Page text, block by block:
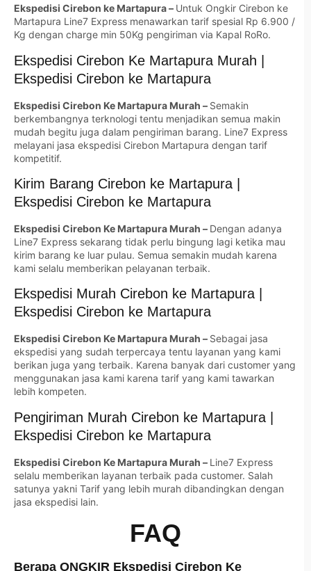
Ekspedisi Cirebon ke Martapura – Untuk Ongkir Cirebon ke
Martapura Line7 Express menawarkan tarif spesial Rp 6.900 /
Kg dengan charge min 50Kg pengiriman via Kapal RoRo.
Ekspedisi Cirebon Ke Martapura Murah |
Ekspedisi Cirebon ke Martapura
Ekspedisi Cirebon Ke Martapura Murah – Semakin
berkembangnya terknologi tentu menjadikan semua makin
mudah begitu juga dalam pengiriman barang. Line7 Express
melayani jasa ekspedisi Cirebon Martapura dengan tarif
kompetitif.
Kirim Barang Cirebon ke Martapura |
Ekspedisi Cirebon ke Martapura
Ekspedisi Cirebon Ke Martapura Murah – Dengan adanya
Line7 Express sekarang tidak perlu bingung lagi ketika mau
kirim barang ke luar pulau. Semua semakin mudah karena
kami selalu memberikan pelayanan terbaik.
Ekspedisi Murah Cirebon ke Martapura |
Ekspedisi Cirebon ke Martapura
Ekspedisi Cirebon Ke Martapura Murah – Sebagai jasa
ekspedisi yang sudah terpercaya tentu layanan yang kami
berikan juga yang terbaik. Karena banyak dari customer yang
menggunakan jasa kami karena tarif yang kami tawarkan
lebih kompeten.
Pengiriman Murah Cirebon ke Martapura |
Ekspedisi Cirebon ke Martapura
Ekspedisi Cirebon Ke Martapura Murah – Line7 Express
selalu memberikan layanan terbaik pada customer. Salah
satunya yakni Tarif yang lebih murah dibandingkan dengan
jasa ekspedisi lain.
FAQ
Berapa ONGKIR Ekspedisi Cirebon Ke